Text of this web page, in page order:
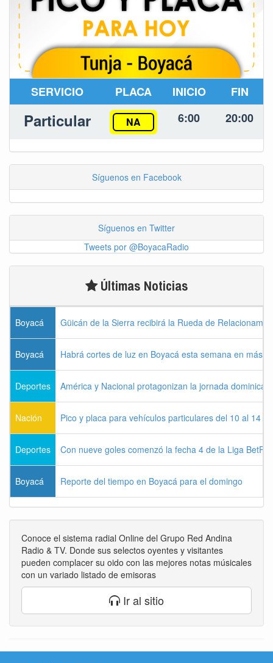
SERVICIO PLACA INICIO FIN
Particular NA 6:00 20:00
Síguenos en Facebook
Síguenos en Twitter
Tweets por @BoyacaRadio
Últimas Noticias
Boyacá Güicán de la Sierra recibirá la Rueda de
Boyacá Habrá cortes de luz en Boyacá esta semana en más
Deportes América y Nacional protagonizan la jornada dominical
Nación Pico y placa para vehículos particulares del 10 al 14
Deportes Con nueve goles comenzó la fecha 4 de la Liga
Boyacá Reporte del tiempo en Boyacá para el domingo
Conoce el sistema radial Online del Grupo Red Andina
Radio & TV. Donde sus selectos oyentes y visitantes
pueden complacer su oido con las mejores notas músicales
con un variado listado de emisoras
Ir al sitio